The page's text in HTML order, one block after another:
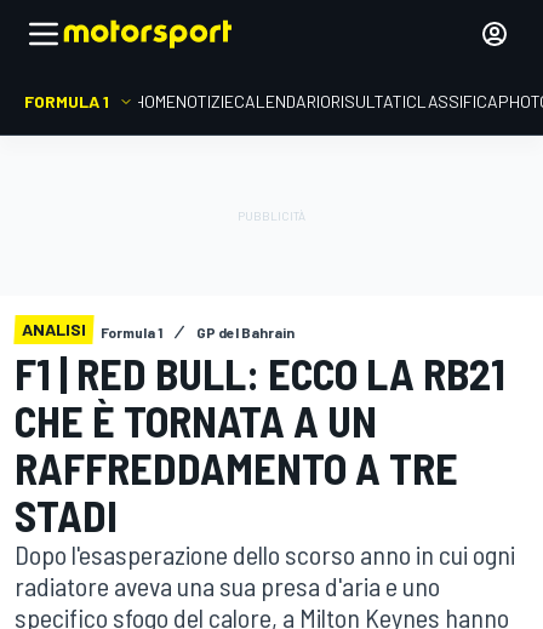
FORMULA 1 HOMENOTIZIECALENDARIORISULTATICLASSIFICA
ANALISI Formula 1 GP del Bahrain
F1 | RED BULL: ECCO LA RB21
CHE È TORNATA A UN
RAFFREDDAMENTO A TRE
STADI
Dopo l'esasperazione dello scorso anno in cui ogni
radiatore aveva una sua presa d'aria e uno
specifico sfogo del calore, a Milton Keynes hanno